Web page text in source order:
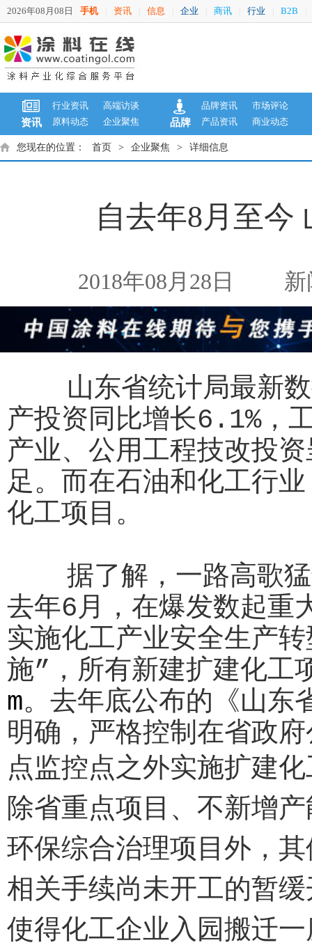
2026年08月08日 手机 资讯 信息 企业 商讯 行业 B2B
资讯
行业资讯
高端访谈
原料动态
企业聚焦 品牌
品牌资讯
市场评论
产品资讯
商业动态
您现在的位置： 首页 > 企业聚焦 > 详细信息
自去年8月至今
2018年08月28日 新
山东省统计局最新数
产投资同比增长6.1%，
产业、公用工程技改投
足。而在石油和化工行
化工项目。
据了解，一路高歌猛
去年6月，在爆发数起重
实施化工产业安全生产
施”，所有新建扩建化工
m。去年底公布的《山东
明确，严格控制在省政
点监控点之外实施扩建
除省重点项目、不新增
环保综合治理项目外，
相关手续尚未开工的暂
使得化工企业入园搬迁